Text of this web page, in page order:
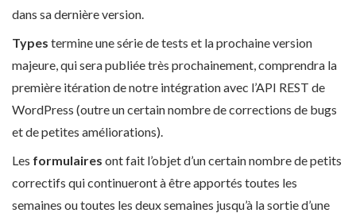
dans sa dernière version.
Types termine une série de tests et la prochaine version
majeure, qui sera publiée très prochainement, comprendra la
première itération de notre intégration avec l’API REST de
WordPress (outre un certain nombre de corrections de bugs
et de petites améliorations).
Les formulaires ont fait l’objet d’un certain nombre de petits
correctifs qui continueront à être apportés toutes les
semaines ou toutes les deux semaines jusqu’à la sortie d’une